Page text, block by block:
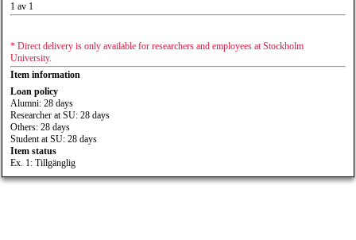
1 av 1
* Direct delivery is only available for researchers and employees at Stockholm
University.
Item information
Loan policy
Alumni: 28 days
Researcher at SU: 28 days
Others: 28 days
Student at SU: 28 days
Item status
Ex. 1: Tillgänglig